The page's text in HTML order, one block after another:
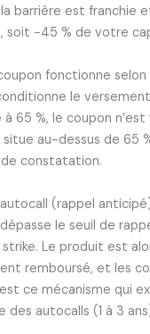
barrière est franchie
soit −45 % de votre
fonctionne selon
le
65 %, le coupon
au-dessus de 65
constatation.
(rappel
le seuil de
strike. Le produit est
remboursé, et les
ce mécanisme qui
des autocalls (1 à 3